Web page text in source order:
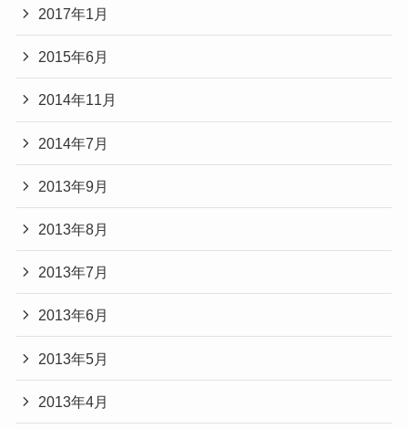
2017年1月
2015年6月
2014年11月
2014年7月
2013年9月
2013年8月
2013年7月
2013年6月
2013年5月
2013年4月